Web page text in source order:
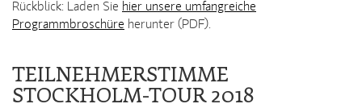
Rückblick: Laden Sie hier unsere umfangreiche
Programmbroschüre herunter (PDF).
TEILNEHMERSTIMME
STOCKHOLM-TOUR 2018